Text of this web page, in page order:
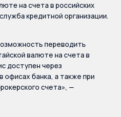
на счета в российских
кредитной организации.
переводить
валюте на счета в
доступен через
офисах банка, а также при
счета», —